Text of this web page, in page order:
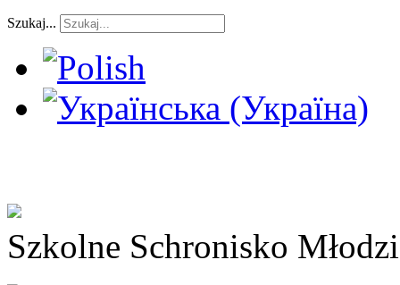
Szukaj...
Szkolne Schronisko